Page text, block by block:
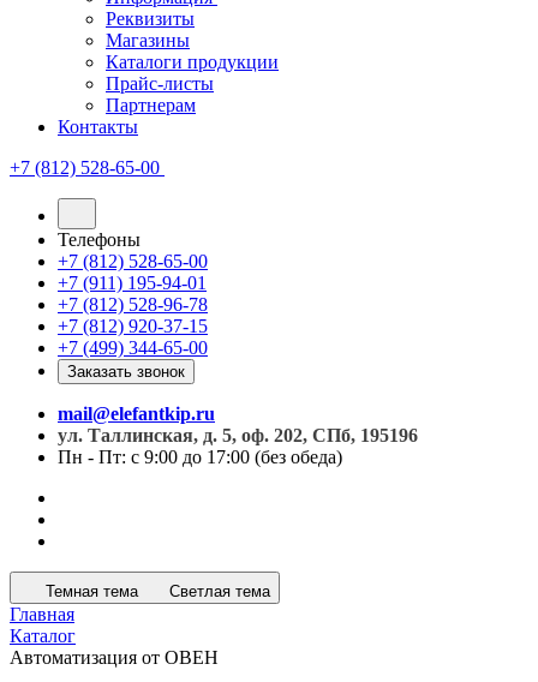
Реквизиты
Магазины
Каталоги продукции
Прайс-листы
Партнерам
Контакты
+7 (812) 528-65-00
Телефоны
+7 (812) 528-65-00
+7 (911) 195-94-01
+7 (812) 528-96-78
+7 (812) 920-37-15
+7 (499) 344-65-00
Заказать звонок
mail@elefantkip.ru
ул. Таллинская, д. 5, оф. 202, СПб, 195196
Пн - Пт: с 9:00 до 17:00 (без обеда)
Темная тема Светлая тема
Главная
Каталог
Автоматизация от ОВЕН